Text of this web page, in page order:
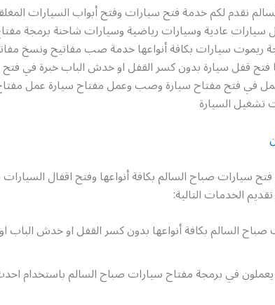
نقدم لكم خدمة فتح سيارات وفتح أبواب السيارات
سيارات عادية وسيارات رياضية وسيارات شاحنة برمجة
ريموت سيارات بكافة أنواعها خدمة صب مفاتيح ونسخ
فتح قفل سيارة بدون كسر القفل او خدش الباب خبرة في فتح
في فتح مفتاح سيارة وصب وعمل مفتاح سيارة عمل
تشغيل السيارة
سيارات صباح السالم بكافة أنواعها وفتح اقفال
الخدمات التالية:
السالم بكافة أنواعها بدون كسر القفل او خدش الباب
يعملون في برمجة مفتاح سيارات صباح السالم باستخدام